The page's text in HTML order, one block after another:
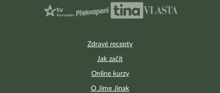
Zdravé recepty
Jak začít
Online kurzy
O Jíme Jinak